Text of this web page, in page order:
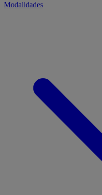
Modalidades